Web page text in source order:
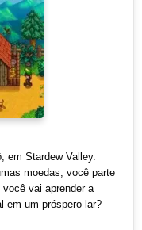
em Stardew Valley.
moedas, você parte
vai aprender a
em um próspero lar?